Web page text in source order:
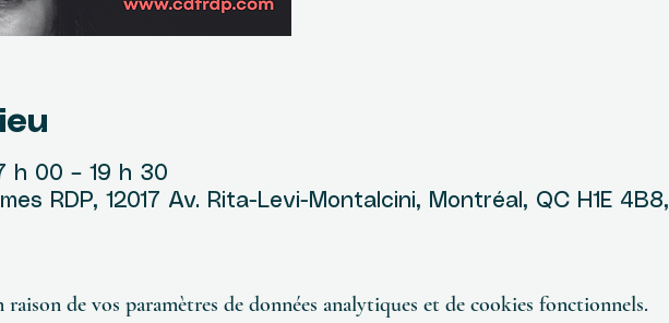
h 00 – 19 h 30
RDP, 12017 Av. Rita-Levi-Montalcini, Montréal, QC H1E 4B8,
de vos paramètres de données analytiques et de cookies fonctionnels.